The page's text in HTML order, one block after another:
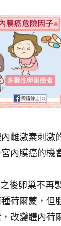
雌激素刺激
內膜癌的機
之後卵巢不再
荷爾蒙，但
改變體內荷